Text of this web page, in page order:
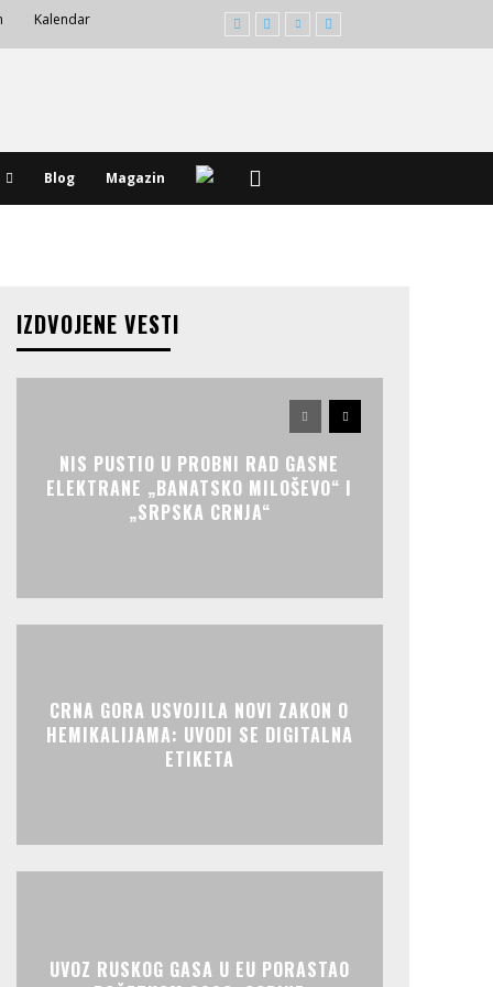
Kalendar
Blog Magazin
IZDVOJENE VESTI
NIS PUSTIO U PROBNI RAD GASNE
ELEKTRANE „BANATSKO MILOŠEVO“ I
„SRPSKA CRNJA“
CRNA GORA USVOJILA NOVI ZAKON O
HEMIKALIJAMA: UVODI SE DIGITALNA
ETIKETA
UVOZ RUSKOG GASA U EU PORASTAO